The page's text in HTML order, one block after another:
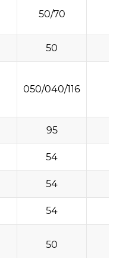
50/70
50
050/040/116
95
54
54
54
50